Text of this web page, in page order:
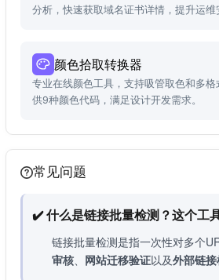
分析，快速获取域名证书详情，提升运维
颜色拾取转换器
专业在线颜色工具，支持吸管取色和多格
供9种颜色代码，满足设计开发需求。
常见问题
✔️ 什么是链接批量检测？这个工
链接批量检测是指一次性对多个
审核
网站迁移验证以及外部链